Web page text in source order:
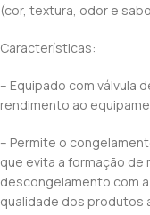
(cor, textura, odor e
Características:
– Equipado com válvula
rendimento ao
– Permite o
que evita a formação de
descongelamento com
qualidade dos produtos